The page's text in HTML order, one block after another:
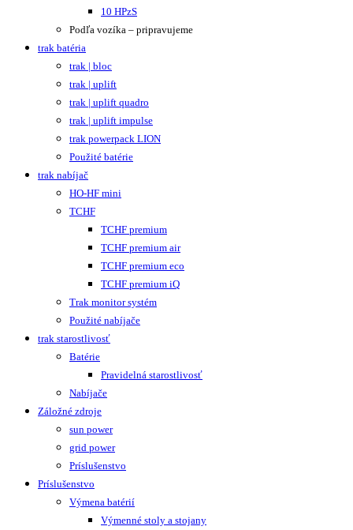
10 HPzS
Podľa vozíka – pripravujeme
trak batéria
trak | bloc
trak | uplift
trak | uplift quadro
trak | uplift impulse
trak powerpack LION
Použité batérie
trak nabíjač
HO-HF mini
TCHF
TCHF premium
TCHF premium air
TCHF premium eco
TCHF premium iQ
Trak monitor systém
Použité nabíjače
trak starostlivosť
Batérie
Pravidelná starostlivosť
Nabíjače
Záložné zdroje
sun power
grid power
Príslušenstvo
Príslušenstvo
Výmena batérií
Výmenné stoly a stojany